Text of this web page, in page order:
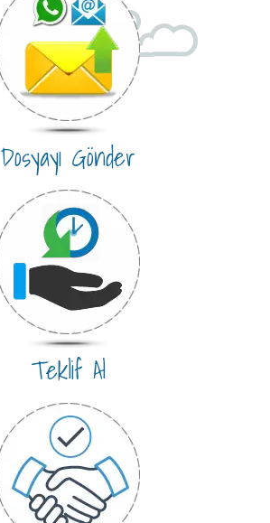
Dosyayı Gönder
Teklif Al